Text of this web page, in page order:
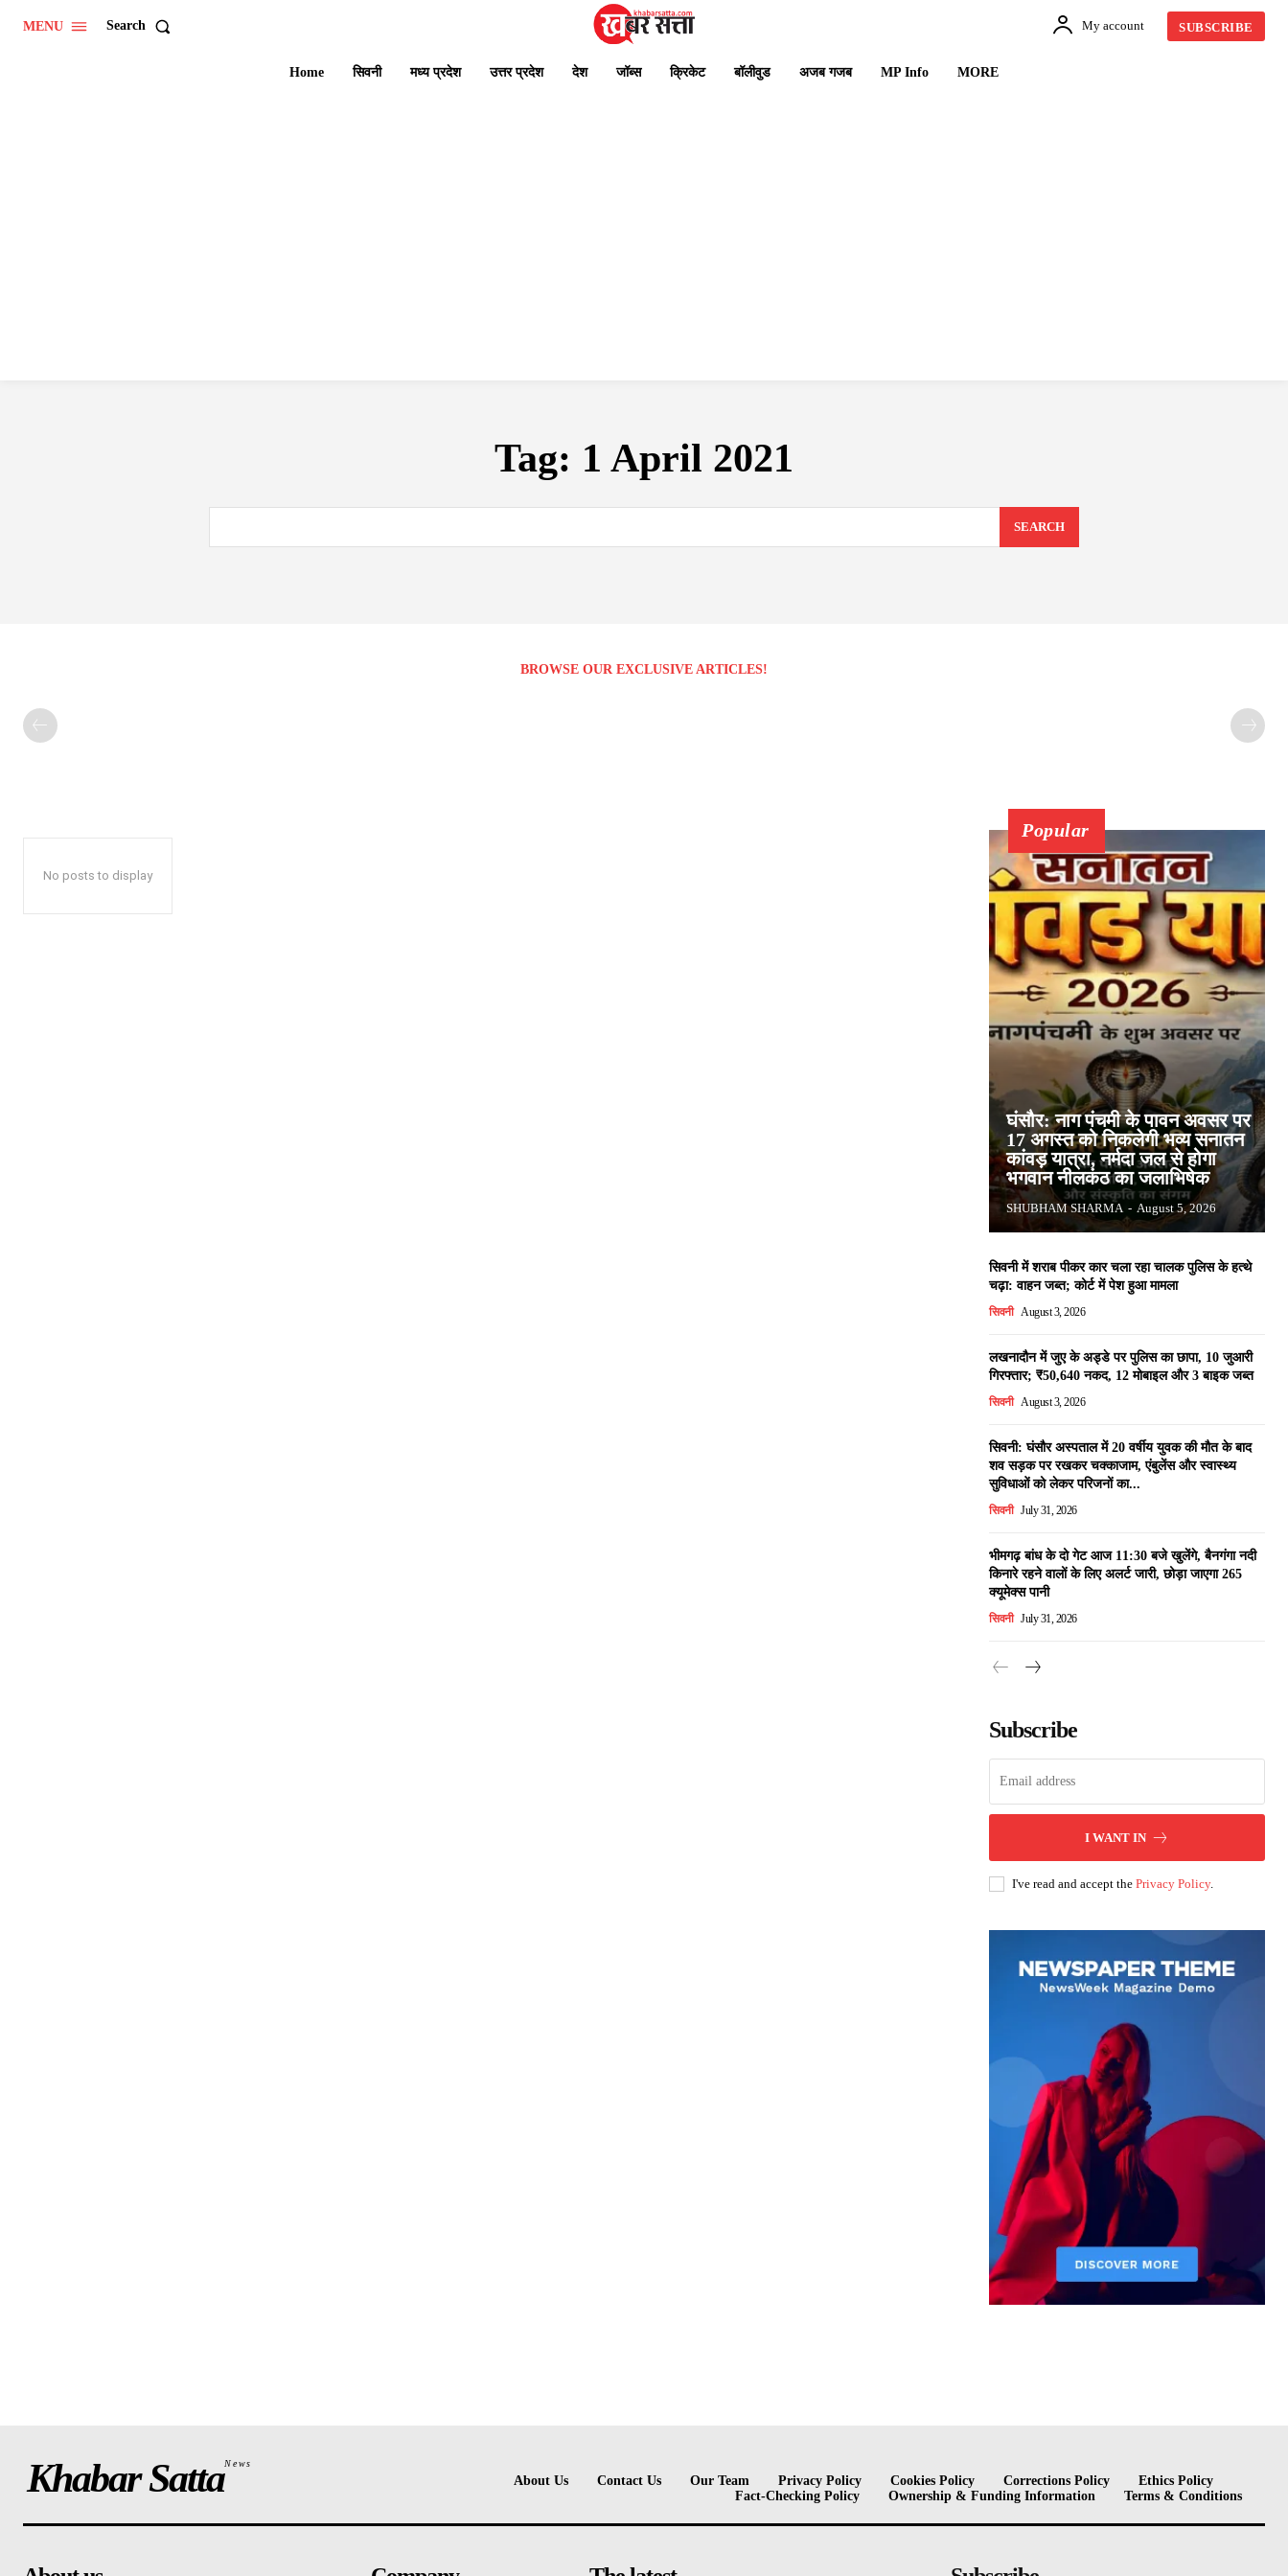
MENU Search My account SUBSCRIBE
Home सिवनी मध्य प्रदेश उत्तर प्रदेश देश जॉब्स क्रिकेट बॉलीवुड अजब गजब MP Info MORE
Tag: 1 April 2021
SEARCH
BROWSE OUR EXCLUSIVE ARTICLES!
No posts to display
Popular
घंसौर: नाग पंचमी के पावन अवसर पर
17 अगस्त को निकलेगी भव्य सनातन
कांवड़ यात्रा, नर्मदा जल से होगा
भगवान नीलकंठ का जलाभिषेक
SHUBHAM SHARMA - August 5, 2026
सिवनी में शराब पीकर कार चला रहा चालक पुलिस के हत्थे
चढ़ा: वाहन जब्त; कोर्ट में पेश हुआ मामला
सिवनी August 3, 2026
लखनादौन में जुए के अड्डे पर पुलिस का छापा, 10 जुआरी
गिरफ्तार; ₹50,640 नकद, 12 मोबाइल और 3 बाइक जब्त
सिवनी August 3, 2026
सिवनी: घंसौर अस्पताल में 20 वर्षीय युवक की मौत के बाद
शव सड़क पर रखकर चक्काजाम, एंबुलेंस और स्वास्थ्य
सुविधाओं को लेकर परिजनों का...
सिवनी July 31, 2026
भीमगढ़ बांध के दो गेट आज 11:30 बजे खुलेंगे, बैनगंगा नदी
किनारे रहने वालों के लिए अलर्ट जारी, छोड़ा जाएगा 265
क्यूमेक्स पानी
सिवनी July 31, 2026
Subscribe
I WANT IN
I've read and accept the Privacy Policy.
Khabar SattaNews
About Us Contact Us Our Team Privacy Policy Cookies Policy Corrections Policy
Ethics Policy
Fact-Checking Policy
Ownership & Funding Information Terms & Conditions